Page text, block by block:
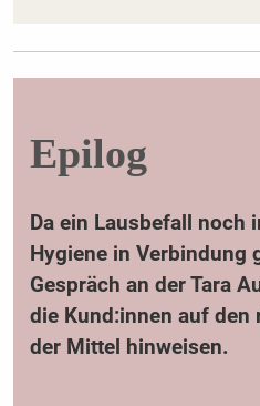
Epilog
Da ein Lausbefall noch
Hygiene in Verbindung
Gespräch an der Tara
die Kund:innen auf den
der Mittel hinweisen.